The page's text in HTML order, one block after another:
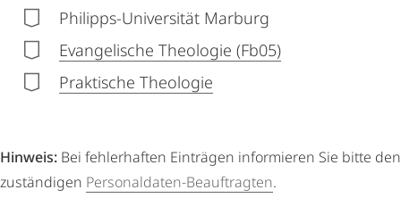
Philipps-Universität Marburg
Evangelische Theologie (Fb05)
Praktische Theologie
Hinweis: Bei fehlerhaften Einträgen informieren Sie bitte den
zuständigen Personaldaten-Beauftragten.